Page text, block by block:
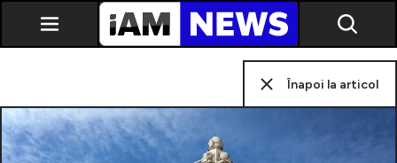
Înapoi la articol